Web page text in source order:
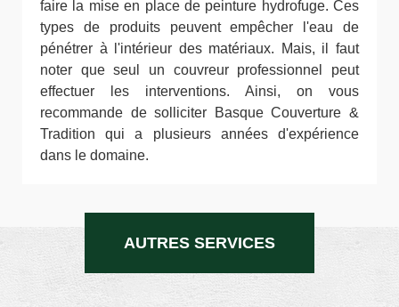
faire la mise en place de peinture hydrofuge. Ces
types de produits peuvent empêcher l'eau de
pénétrer à l'intérieur des matériaux. Mais, il faut
noter que seul un couvreur professionnel peut
effectuer les interventions. Ainsi, on vous
recommande de solliciter Basque Couverture &
Tradition qui a plusieurs années d'expérience
dans le domaine.
AUTRES SERVICES